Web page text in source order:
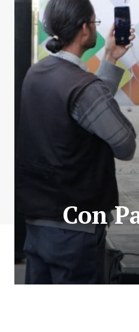
Con